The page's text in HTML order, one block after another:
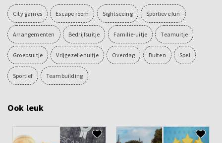
City games Escape room Sightseeing Sportieve fun
Arrangementen Bedrijfsuitje Familie-uitje Teamuitje
Groepsuitje Vrijgezellenuitje Overdag Buiten Spel
Sportief Teambuilding
Ook leuk